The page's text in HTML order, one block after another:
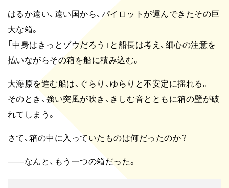
はるか遠い、遠い国から、パイロットが運んできたその巨
大な箱。
「中身はきっとゾウだろう」と船長は考え、細心の注意を
払いながらその箱を船に積み込む。
大海原を進む船は、ぐらり、ゆらりと不安定に揺れる。
そのとき、強い突風が吹き、きしむ音とともに箱の壁が破
れてしまう。
さて、箱の中に入っていたものは何だったのか？
――なんと、もう一つの箱だった。